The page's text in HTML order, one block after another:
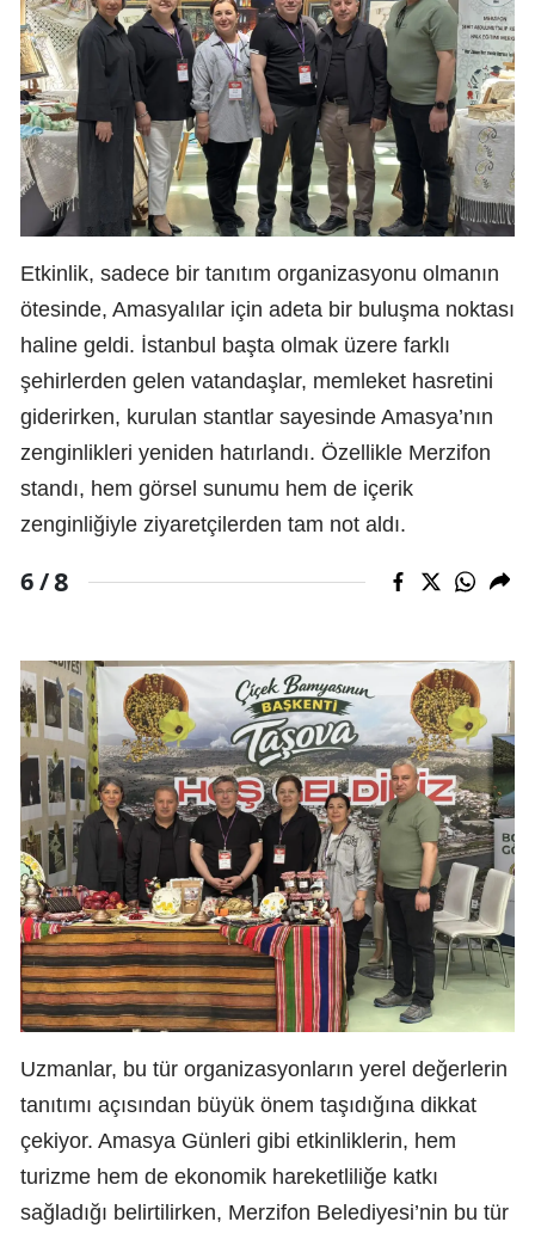
Etkinlik, sadece bir tanıtım organizasyonu olmanın
ötesinde, Amasyalılar için adeta bir buluşma noktası
haline geldi. İstanbul başta olmak üzere farklı
şehirlerden gelen vatandaşlar, memleket hasretini
giderirken, kurulan stantlar sayesinde Amasya’nın
zenginlikleri yeniden hatırlandı. Özellikle Merzifon
standı, hem görsel sunumu hem de içerik
zenginliğiyle ziyaretçilerden tam not aldı.
6 /8
Uzmanlar, bu tür organizasyonların yerel değerlerin
tanıtımı açısından büyük önem taşıdığına dikkat
çekiyor. Amasya Günleri gibi etkinliklerin, hem
turizme hem de ekonomik hareketliliğe katkı
sağladığı belirtilirken, Merzifon Belediyesi’nin bu tür